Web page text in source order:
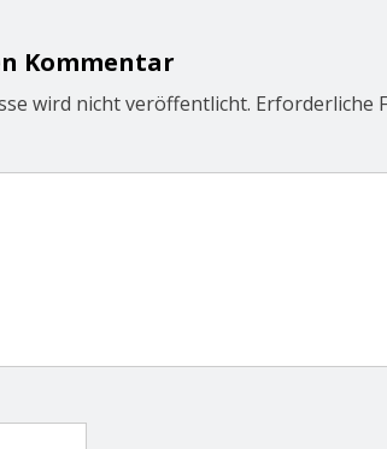
Kommentar
wird nicht veröffentlicht. Erforderliche